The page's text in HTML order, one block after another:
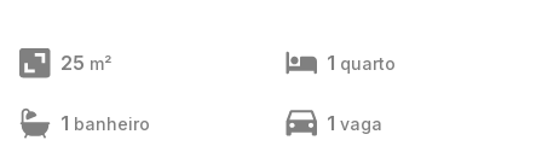
25 m² 1 quarto
1 banheiro 1 vaga